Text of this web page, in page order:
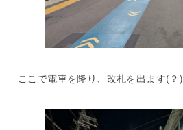
ここで電車を降り、改札を出ます(？)